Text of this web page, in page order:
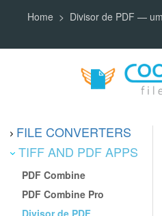
Home Divisor de PDF —
FILE CONVERTERS
TIFF AND PDF APPS
PDF Combine
PDF Combine Pro
Divisor de PDF